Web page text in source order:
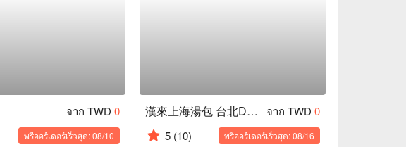
จาก TWD 0
พรีออร์เดอร์เร็วสุด: 08/10
漢來上海湯包 台北Dream Plaza店 จาก TWD 0
5 (10) พรีออร์เดอร์เร็วสุด: 08/16